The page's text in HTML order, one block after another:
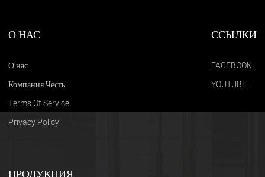
О НАС
О нас
Компания Честь
Terms Of Service
Privacy Policy
ССЫЛКИ
FACEBOOK
YOUTUBE